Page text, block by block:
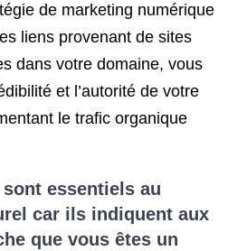
de marketing numérique
liens provenant de sites
dans votre domaine, vous
et l’autorité de votre
le trafic organique
essentiels au
car ils indiquent aux
que vous êtes un